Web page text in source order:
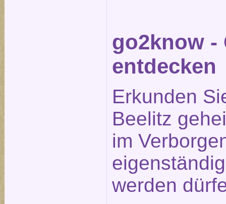
go2know -
entdecken
Erkunden
Beelitz
im
werden